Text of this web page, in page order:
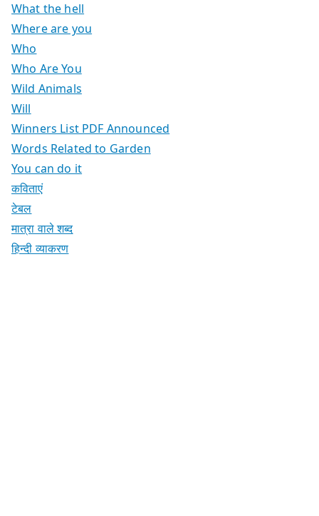
What the hell
Where are you
Who
Who Are You
Wild Animals
Will
Winners List PDF Announced
Words Related to Garden
You can do it
कविताएं
टेबल
मात्रा वाले शब्द
हिन्दी व्याकरण